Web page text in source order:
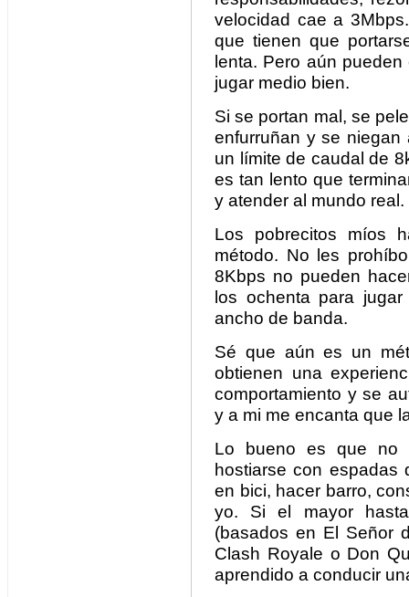
velocidad cae a
que tienen que
lenta. Pero aún
jugar medio bien.
Si se portan mal, se
enfurruñan y se
un límite de caudal de
es tan lento que
y atender al mundo real.
Los pobrecitos míos
método. No les
8Kbps no pueden
los ochenta para
ancho de banda.
Sé que aún es un
obtienen una
comportamiento y se
y a mi me encanta que
Lo bueno es que no
hostiarse con espadas
en bici, hacer barro,
yo. Si el mayor
(basados en El Señor
Clash Royale o Don
aprendido a conducir